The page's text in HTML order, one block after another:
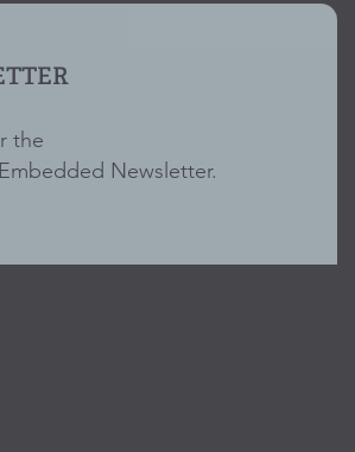
the
Newsletter.